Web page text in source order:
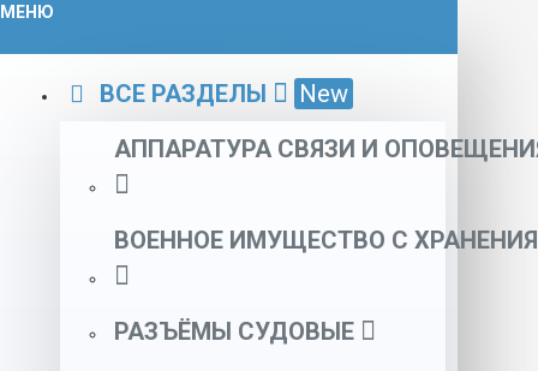
МЕНЮ
ВСЕ РАЗДЕЛЫ
New
АППАРАТУРА СВЯЗИ И
ВОЕННОЕ ИМУЩЕСТВО С ХРАНЕНИЯ
РАЗЪЁМЫ СУДОВЫЕ